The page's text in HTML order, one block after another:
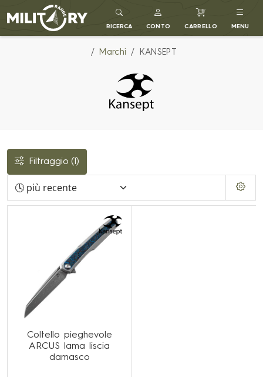
MILITARY RANGE IT
RICERCA CONTO CARRELLO MENU
Marchi KANSEPT
Filtraggio (1)
Coltello pieghevole
ARCUS lama liscia
damasco